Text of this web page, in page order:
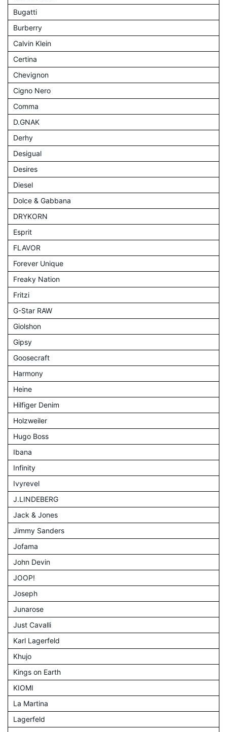
Bugatti
Burberry
Calvin Klein
Certina
Chevignon
Cigno Nero
Comma
D.GNAK
Derhy
Desigual
Desires
Diesel
Dolce & Gabbana
DRYKORN
Esprit
FLAVOR
Forever Unique
Freaky Nation
Fritzi
G-Star RAW
Giolshon
Gipsy
Goosecraft
Harmony
Heine
Hilfiger Denim
Holzweiler
Hugo Boss
Ibana
Infinity
Ivyrevel
J.LINDEBERG
Jack & Jones
Jimmy Sanders
Jofama
John Devin
JOOP!
Joseph
Junarose
Just Cavalli
Karl Lagerfeld
Khujo
Kings on Earth
KIOMI
La Martina
Lagerfeld